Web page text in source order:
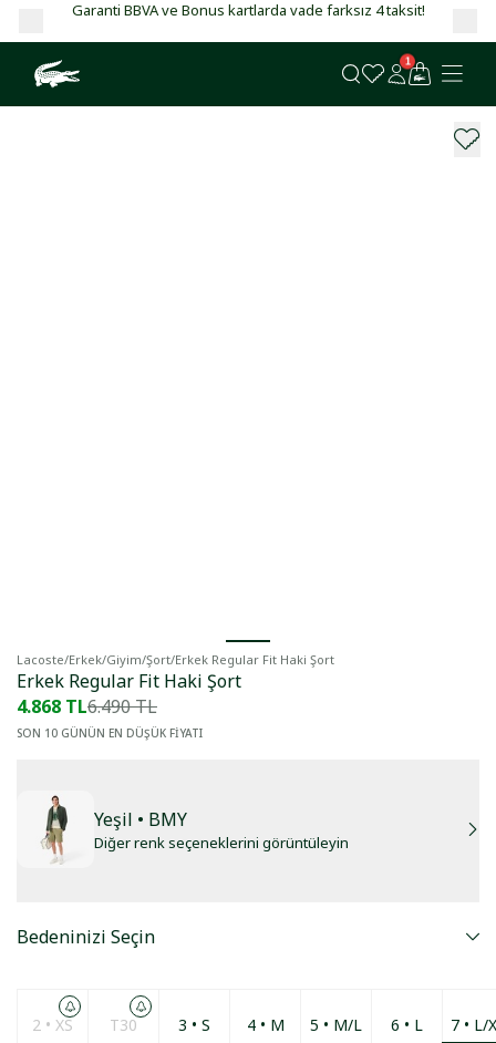
Garanti BBVA ve Bonus kartlarda vade farksız 4 taksit!
1
Lacoste/Erkek/Giyim/Şort/Erkek Regular Fit Haki Şort
Erkek Regular Fit Haki Şort
4.868 TL6.490 TL
SON 10 GÜNÜN EN DÜŞÜK FİYATI
Yeşil • BMY
Diğer renk seçeneklerini görüntüleyin
Bedeninizi Seçin
2 • XS T30 3 • S 4 • M 5 • M/L 6 • L 7 • L/